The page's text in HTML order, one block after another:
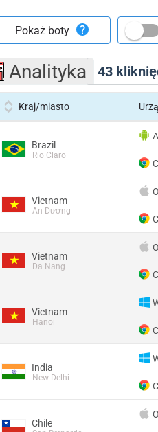
43
Pokaż boty
Analityka
Kraj/miasto
Brazil
Rio Claro
Vietnam
An Dương
Vietnam
Da Nang
Vietnam
Hanoi
India
New Delhi
Chile